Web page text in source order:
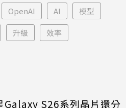
OpenAI AI 模型
升級 效率
Galaxy S26系列晶片還分